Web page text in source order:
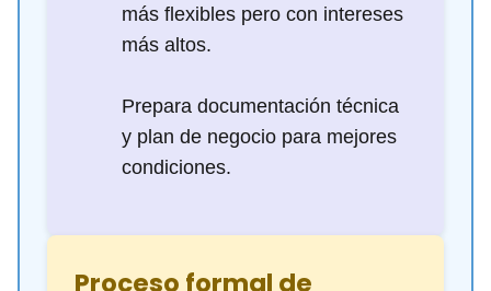
más flexibles pero con intereses
más altos.
Prepara documentación técnica
y plan de negocio para mejores
condiciones.
️ Proceso formal de